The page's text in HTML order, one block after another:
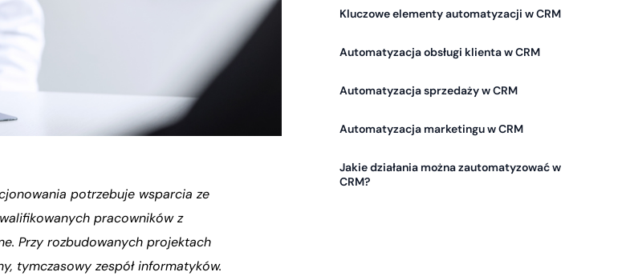
potrzebuje wsparcia ze
pracowników z
Przy rozbudowanych projektach
tymczasowy zespół informatyków.
Kluczowe elementy automatyzacji w CRM
Automatyzacja obsługi klienta w CRM
Automatyzacja sprzedaży w CRM
Automatyzacja marketingu w CRM
Jakie działania można zautomatyzować w
CRM?